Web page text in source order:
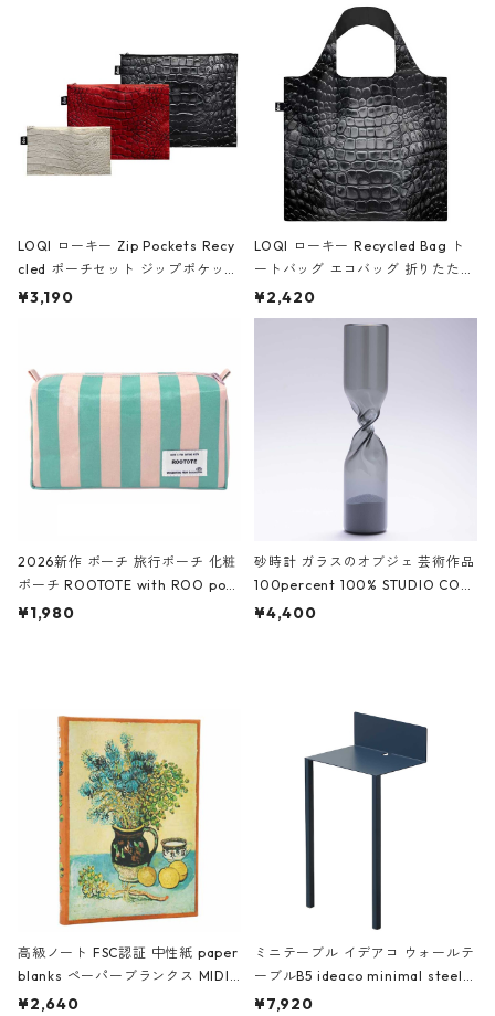
Black ジャン=ミッシェル・バスキ
ア/クラウン ブラック
LOQI ローキー Zip Pockets Recy
cled ポーチセット ジップポケット
ファスナーポーチ 撥水加工 トラベ
ーガンディー、オフホワイト
¥3,190
LOQI ローキー Recycled Bag ト
ートバッグ エコバッグ 折りたたみ
大きめ 撥水加工 収納ポーチ CRO
CODILE/Black クロコダイル/ブラ
¥2,420
2026新作 ポーチ 旅行ポーチ 化粧
ポーチ ROOTOTE with ROO pou
ch 3532 ルートート WR.ポーチ.ラ
¥1,980
砂時計 ガラスのオブジェ 芸術作品
100percent 100% STUDIO COH
AKU Timeless 100パーセント ス
¥4,400
高級ノート FSC認証 中性紙 paper
blanks ペーパーブランクス MIDI
ハードカバー 罫線 ヴァン・ゴッホ
¥2,640
ミニテーブル イデアコ ウォールテ
ーブルB5 ideaco minimal steel f
urniture WALL Table B5 ネイビー
¥7,920